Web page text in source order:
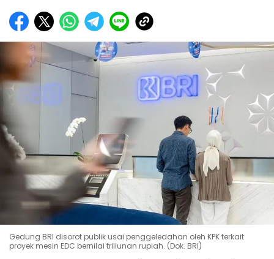
Gedung BRI disorot publik usai penggeledahan oleh KPK terkait
proyek mesin EDC bernilai triliunan rupiah. (Dok. BRI)